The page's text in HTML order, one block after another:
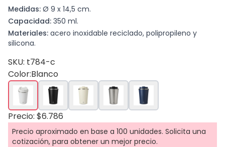
Medidas: Ø 9 x 14,5 cm.
Capacidad: 350 ml.
Materiales: acero inoxidable reciclado, polipropileno y
silicona.
SKU: t784-c
Color:Blanco
Precio: $6.786
Precio aproximado en base a 100 unidades. Solicita una
cotización, para obtener un mejor precio.